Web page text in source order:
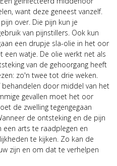
want deze geneest vanzelf.
over. Die pijn kun je
van pijnstillers. Ook kun
een drupje sla-olie in het oor
watje. De olie werkt net als
van de gehoorgang heeft
zo'n twee tot drie weken.
door middel van het
gevallen moet het oor
de zwelling tegengegaan
de ontsteking en de pijn
arts te raadplegen en
te kijken. Zo kan de
zijn en om dat te verhelpen